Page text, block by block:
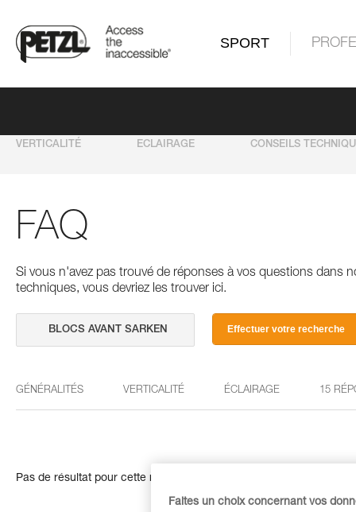
SPORT
VERTICALITÉ ECLAIRAGE CONSEILS
FAQ
Si vous n'avez pas trouvé de réponses à vos questions dans
techniques, vous devriez les trouver ici.
Effectuer votre recherche
GÉNÉRALITÉS VERTICALITÉ ÉCLAIRAGE 15
Pas de résultat pour cette recherche
Faites un choix concernant vos